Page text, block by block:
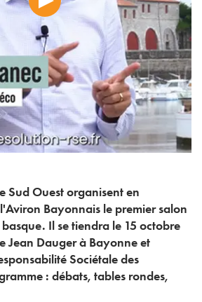
Sud Ouest organisent en
Bayonnais le premier salon
Il se tiendra le 15 octobre
Jean Dauger à Bayonne et
Sociétale des
: débats, tables rondes,